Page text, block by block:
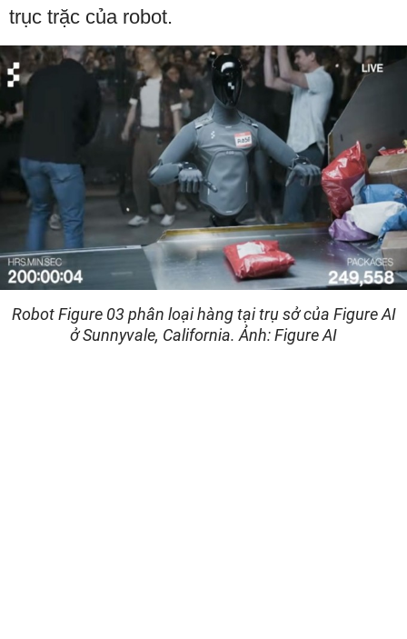
trục trặc của robot.
Robot Figure 03 phân loại hàng tại trụ sở của Figure AI
ở Sunnyvale, California. Ảnh: Figure AI